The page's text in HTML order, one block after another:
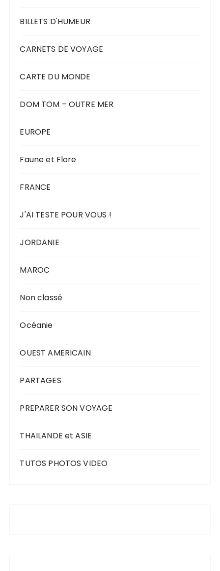
BILLETS D'HUMEUR
CARNETS DE VOYAGE
CARTE DU MONDE
DOM TOM – OUTRE MER
EUROPE
Faune et Flore
FRANCE
J'AI TESTE POUR VOUS !
JORDANIE
MAROC
Non classé
Océanie
OUEST AMERICAIN
PARTAGES
PREPARER SON VOYAGE
THAILANDE et ASIE
TUTOS PHOTOS VIDEO